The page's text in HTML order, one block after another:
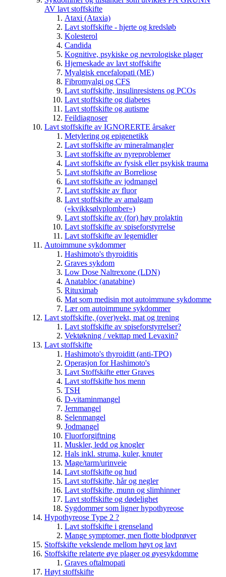
AV lavt stoffskifte
Ataxi (Ataxia)
Lavt stoffskifte - hjerte og kredsløb
Kolesterol
Candida
Kognitive, psykiske og nevrologiske plager
Hjerneskade av lavt stoffskifte
Myalgisk encefalopati (ME)
Fibromyalgi og CFS
Lavt stoffskifte, insulinresistens og PCOs
Lavt stoffskifte og diabetes
Lavt stoffskifte og autisme
Feildiagnoser
Lavt stoffskifte av IGNORERTE årsaker
Metylering og epigenetikk
Lavt stoffskifte av mineralmangler
Lavt stoffskifte av nyreproblemer
Lavt stoffskifte av fysisk eller psykisk trauma
Lavt stoffskifte av Borreliose
Lavt stoffskifte av jodmangel
Lavt stoffskite av fluor
Lavt stoffskifte av amalgam
(«kvikksølvplomber»)
Lavt stoffskifte av (for) høy prolaktin
Lavt stoffskifte av spiseforstyrrelse
Lavt stoffskifte av legemidler
Autoimmune sykdommer
Hashimoto's thyroiditis
Graves sykdom
Low Dose Naltrexone (LDN)
Anatabloc (anatabine)
Rituximab
Mat som medisin mot autoimmune sykdomme
Lær om autoimmune sykdommer
Lavt stoffskifte, (over)vekt, mat og trening
Lavt stoffskifte av spiseforstyrrelser?
Vektøkning / vekttap med Levaxin?
Lavt stoffskifte
Hashimoto's thyroiditt (anti-TPO)
Operasjon for Hashimoto's
Lavt Stoffskifte etter Graves
Lavt stoffskifte hos menn
TSH
D-vitaminmangel
Jernmangel
Selenmangel
Jodmangel
Fluorforgiftning
Muskler, ledd og knogler
Hals inkl. struma, kuler, knuter
Mage/tarm/urinveie
Lavt stoffskifte og hud
Lavt stoffskifte, hår og negler
Lavt stoffskifte, munn og slimhinner
Lavt stoffskifte og dødelighet
Sygdommer som ligner hypothyreose
Hypothyreose Type 2 ?
Lavt stoffskifte i grenseland
Mange symptomer, men flotte blodprøver
Stoffskifte vekslende mellom høyt og lavt
Stoffskifte relaterte øye plager og øyesykdomme
Graves oftalmopati
Høyt stoffskifte